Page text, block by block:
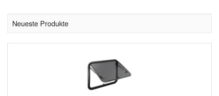
Neueste Produkte